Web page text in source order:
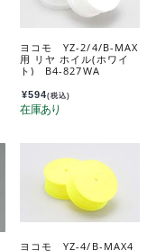
ヨコモ YZ-2/4/B-MAX
用 リヤ ホイル(ホワイ
ト) B4-827WA
¥594(税込)
ヨコモ YZ-4/B-MAX4